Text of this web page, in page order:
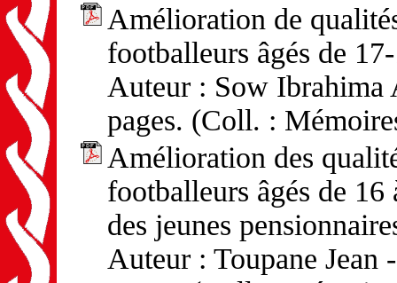
Amélioration de
footballeurs âgés de
Auteur : Sow Ibrahima
pages. (Coll. :
Amélioration des
footballeurs âgés de
des jeunes
Auteur : Toupane